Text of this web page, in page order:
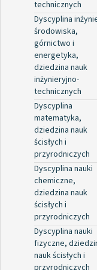
technicznych
Dyscyplina
środowiska,
górnictwo i
energetyka,
dziedzina nauk
inżynieryjno-
technicznych
Dyscyplina
matematyka,
dziedzina nauk
ścisłych i
przyrodniczych
Dyscyplina nauki
chemiczne,
dziedzina nauk
ścisłych i
przyrodniczych
Dyscyplina nauki
fizyczne,
nauk ścisłych i
przyrodniczych